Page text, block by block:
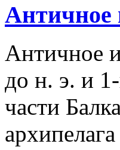
Античное
Античное
до н. э. и
части